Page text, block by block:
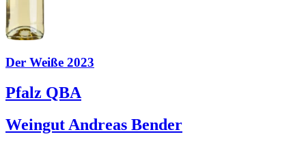
Der Weiße 2023
Pfalz QBA
Weingut Andreas Bender